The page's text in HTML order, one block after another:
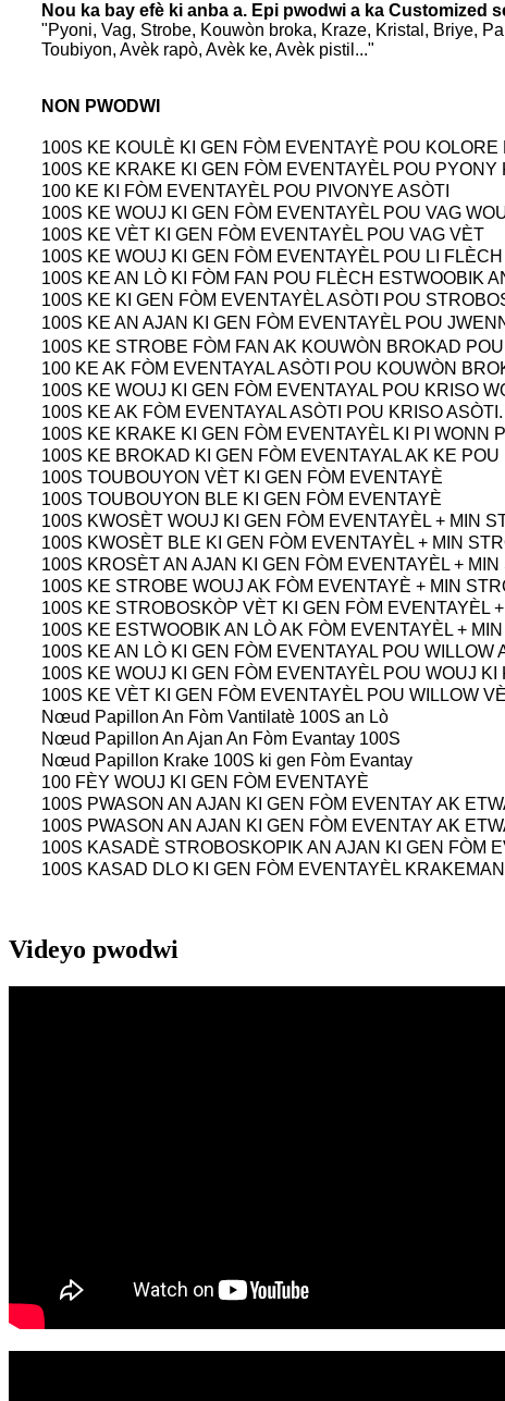
Nou ka bay efè ki anba a. Epi pwodwi a ka Customized
"Pyoni, Vag, Strobe, Kouwòn broka, Kraze, Kristal, Briye,
Toubiyon, Avèk rapò, Avèk ke, Avèk pistil..."
NON PWODWI
100S KE KOULÈ KI GEN FÒM EVENTAYÈ POU KOLORE
100S KE KRAKE KI GEN FÒM EVENTAYÈL POU PYONY
100 KE KI FÒM EVENTAYÈL POU PIVONYE ASÒTI
100S KE WOUJ KI GEN FÒM EVENTAYÈL POU VAG
100S KE VÈT KI GEN FÒM EVENTAYÈL POU VAG VÈT
100S KE WOUJ KI GEN FÒM EVENTAYÈL POU LI
100S KE AN LÒ KI FÒM FAN POU FLÈCH ESTWOOBIK
100S KE KI GEN FÒM EVENTAYÈL ASÒTI POU
100S KE AN AJAN KI GEN FÒM EVENTAYÈL POU
100S KE STROBE FÒM FAN AK KOUWÒN BROKAD
100 KE AK FÒM EVENTAYAL ASÒTI POU KOUWÒN
100S KE WOUJ KI GEN FÒM EVENTAYAL POU KRISO
100S KE AK FÒM EVENTAYAL ASÒTI POU KRISO ASÒTI.
100S KE KRAKE KI GEN FÒM EVENTAYÈL KI PI WONN
100S KE BROKAD KI GEN FÒM EVENTAYAL AK KE
100S TOUBOUYON VÈT KI GEN FÒM EVENTAYÈ
100S TOUBOUYON BLE KI GEN FÒM EVENTAYÈ
100S KWOSÈT WOUJ KI GEN FÒM EVENTAYÈL + MIN
100S KWOSÈT BLE KI GEN FÒM EVENTAYÈL + MIN
100S KROSÈT AN AJAN KI GEN FÒM EVENTAYÈL +
100S KE STROBE WOUJ AK FÒM EVENTAYÈ + MIN
100S KE STROBOSKÒP VÈT KI GEN FÒM EVENTAYÈL
100S KE ESTWOOBIK AN LÒ AK FÒM EVENTAYÈL +
100S KE AN LÒ KI GEN FÒM EVENTAYAL POU WILLOW
100S KE WOUJ KI GEN FÒM EVENTAYÈL POU WOUJ KI
100S KE VÈT KI GEN FÒM EVENTAYÈL POU WILLOW
Nœud Papillon An Fòm Vantilatè 100S an Lò
Nœud Papillon An Ajan An Fòm Evantay 100S
Nœud Papillon Krake 100S ki gen Fòm Evantay
100 FÈY WOUJ KI GEN FÒM EVENTAYÈ
100S PWASON AN AJAN KI GEN FÒM EVENTAY AK
100S PWASON AN AJAN KI GEN FÒM EVENTAY AK
100S KASADÈ STROBOSKOPIK AN AJAN KI GEN FÒM
100S KASAD DLO KI GEN FÒM EVENTAYÈL
Videyo pwodwi